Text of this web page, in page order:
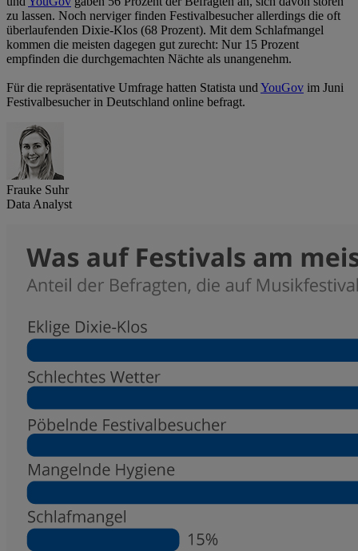
zu lassen. Noch nerviger finden Festivalbesucher allerdings die oft
überlaufenden Dixie-Klos (68 Prozent). Mit dem Schlafmangel
kommen die meisten dagegen gut zurecht: Nur 15 Prozent
empfinden die durchgemachten Nächte als unangenehm.
Für die repräsentative Umfrage hatten Statista undYouGov im Juni
Festivalbesucher in Deutschland online befragt.
Frauke Suhr
Data Analyst